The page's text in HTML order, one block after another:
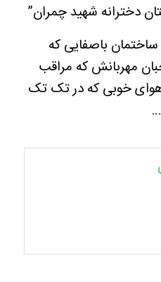
دخترانه شهید چمران”
باصفایی که
مهربانش که مراقب
خوبی که در تک تک